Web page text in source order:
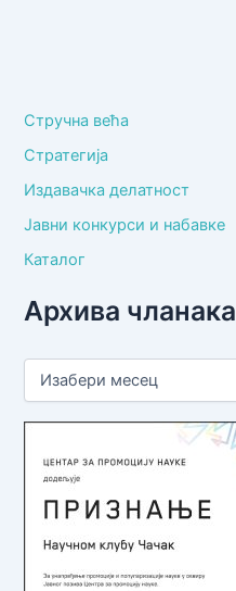
Стручна већа
Стратегија
Издавачка делатност
Јавни конкурси и набавке
Каталог
Архива чланака
А